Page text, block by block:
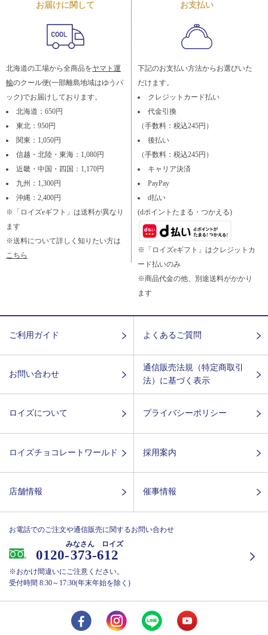
お届けに関して
北海道の工場から全商品をヤマト運
輸のクール便(一部離島地域はゆうパ
ック)でお届けしております。
北海道：650円
東北：950円
関東：1,050円
信越・北陸・東海：1,080円
近畿・中国・四国：1,170円
九州：1,300円
沖縄：2,400円
※「ロイズeギフト」は送料が異なり
ます
※送料について詳しく知りたい方は
こちら
お支払い
下記のお支払い方法からお選びいた
だけます。
クレジットカード払い
代金引換
（手数料：税込245円）
後払い
（手数料：税込245円）
キャリア決済
PayPay
d払い
(dポイントたまる・つかえる)
※「ロイズeギフト」はクレジットカ
ード払いのみ
※商品代金の他、別途送料がかかり
ます
ご利用ガイド よくあるご質問
お問い合わせ
通信販売法規（特定商取引
法）に基づく表示
ロイズについて プライバシーポリシー
ロイズチョコレートワールド 採用案内
店舗情報 催事情報
お電話でのご注文や通信販売に関するお問い合わせ
0120-373-612
みなさん ロイズ
※おかけ間違いにご注意ください。
受付時間 8:30～17:30(年末年始を除く)